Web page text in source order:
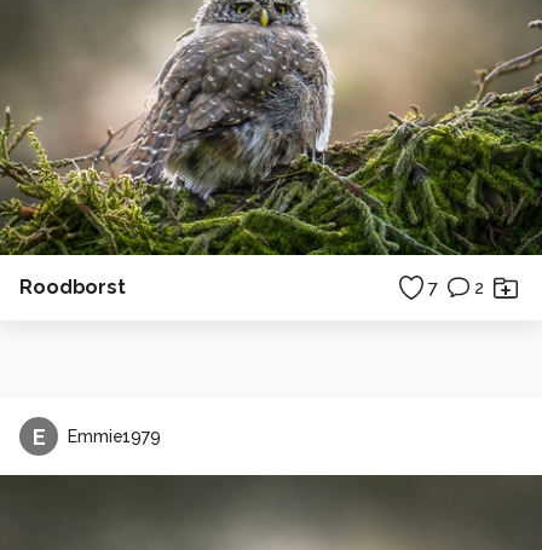
Roodborst 7 2
E Emmie1979